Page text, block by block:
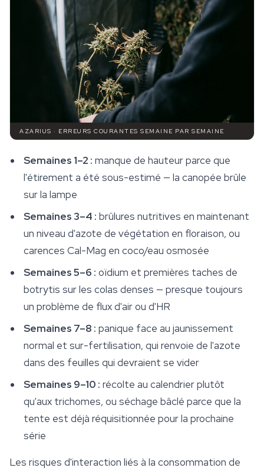
AZARIUS · ERREURS COURANTES SEMAINE PAR SEMAINE
Semaines 1–2 : manque de hauteur parce que
l'étirement a été sous-estimé — la canopée brûle
sur la lampe
Semaines 3–4 : brûlures nutritives en maintenant
un niveau d'azote de végétation en floraison, ou
carences Cal-Mag en coco/eau osmosée
Semaines 5–6 : oïdium et premières taches de
botrytis sur les colas denses — presque toujours
un problème de flux d'air ou d'HR
Semaines 7–8 : panique face au jaunissement
normal et sur-fertilisation, qui renvoie de l'azote
dans des feuilles qui devraient se vider
Semaines 9–10 : récolte au calendrier plutôt
qu'aux trichomes, ou séchage bâclé parce que la
tente est déjà réquisitionnée pour la prochaine
série
Les risques d'interaction liés à la consommation de